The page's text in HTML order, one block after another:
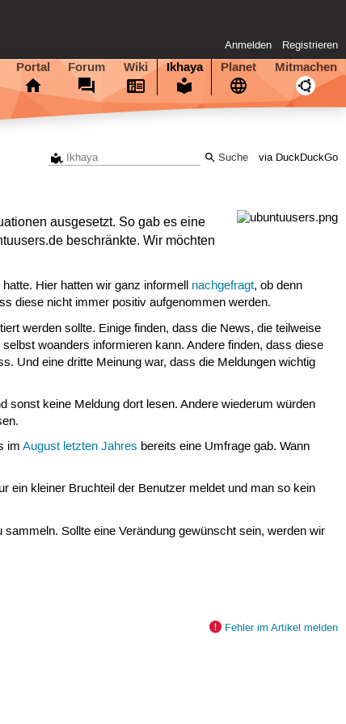
Anmelden Registrieren
Portal Forum Wiki Ikhaya Planet Mitmachen
via DuckDuckGo
ausgesetzt. So gab es eine
beschränkte. Wir möchten
Hier hatten wir ganz informell nachgefragt, ob denn
diese nicht immer positiv aufgenommen werden.
werden sollte. Einige finden, dass die News, die teilweise
woanders informieren kann. Andere finden, dass diese
Und eine dritte Meinung war, dass die Meldungen wichtig
sonst keine Meldung dort lesen. Andere wiederum würden
imAugust letzten Jahres bereits eine Umfrage gab. Wann
ein kleiner Bruchteil der Benutzer meldet und man so kein
Sollte eine Verändung gewünscht sein, werden wir
Fehler im Artikel melden